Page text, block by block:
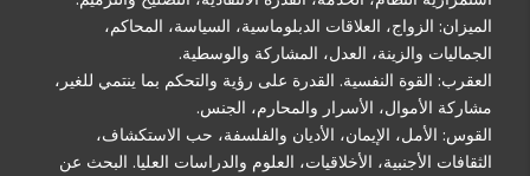
الميزان: الزواج، العلاقات الدبلوماسية، السياسة، المحاكم،
الجماليات والزينة، العدل، المشاركة والوسطية.
العقرب: القوة النفسية. القدرة على رؤية والتحكم بما ينتمي للغير،
مشاركة الأموال، الأسرار والمحارم، الجنس.
القوس: الأمل، الإيمان، الأديان والفلسفة، حب الاستكشاف،
الثقافات الأجنبية، الأخلاقيات، العلوم والدراسات العليا. البحث عن